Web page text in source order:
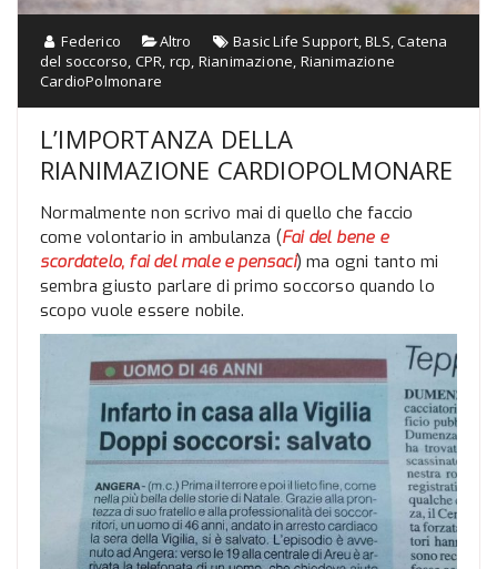
Federico Altro Basic Life Support,BLS,Catena
del soccorso, CPR, rcp, Rianimazione, Rianimazione
CardioPolmonare
L’IMPORTANZA DELLA
RIANIMAZIONE CARDIOPOLMONARE
Normalmente non scrivo mai di quello che faccio
come volontario in ambulanza (Fai del bene e
scordatelo, fai del male e pensaci) ma ogni tanto mi
sembra giusto parlare di primo soccorso quando lo
scopo vuole essere nobile.